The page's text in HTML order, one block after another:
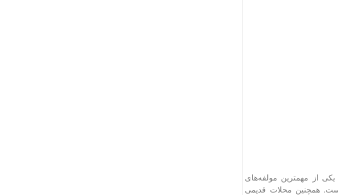
آغاز شده است و حس مکان یکی از مهمترین مولفه‌های
همچنین محلات قدیمی